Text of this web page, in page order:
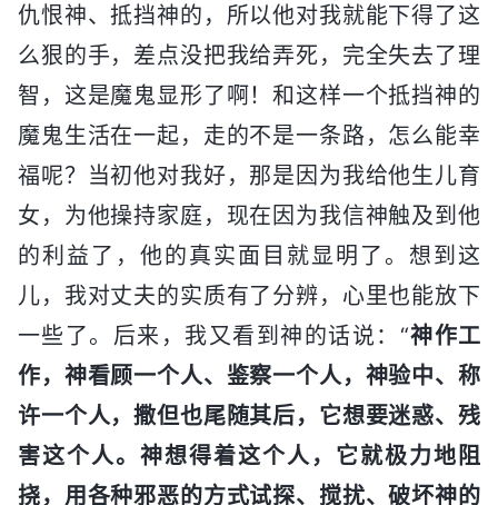
仇恨神、抵挡神的，所以他对我就能下得了这
么狠的手，差点没把我给弄死，完全失去了理
智，这是魔鬼显形了啊！和这样一个抵挡神的
魔鬼生活在一起，走的不是一条路，怎么能幸
福呢？当初他对我好，那是因为我给他生儿育
女，为他操持家庭，现在因为我信神触及到他
的利益了，他的真实面目就显明了。想到这
儿，我对丈夫的实质有了分辨，心里也能放下
一些了。后来，我又看到神的话说：“神作工
作，神看顾一个人、鉴察一个人，神验中、称
许一个人，撒但也尾随其后，它想要迷惑、残
害这个人。神想得着这个人，它就极力地阻
挠，用各种邪恶的方式试探、搅扰、破坏神的